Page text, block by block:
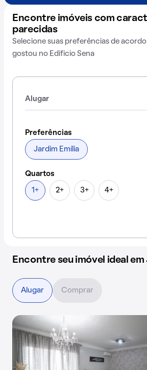
Encontre imóveis com
parecidas
Selecione suas preferências de
gostou no Edificio Sena
Alugar
Preferências
Jardim Emília
Quartos
1+ 2+ 3+ 4+
Encontre seu imóvel ideal
Alugar Comprar